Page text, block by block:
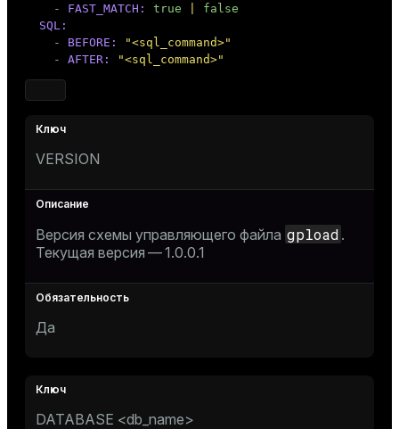
-
FAST_MATCH: true
false
SQL:
-
BEFORE:
"<sql_command>"
-
AFTER: "<sql_command>"
VERSION
Версия схемы управляющего файла gpload .
Текущая версия — 1.0.0.1
Да
DATABASE <db_name>